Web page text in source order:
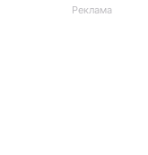
Реклама